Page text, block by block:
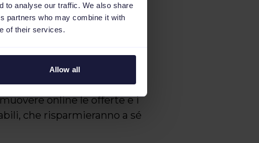
to analyse our traffic. We also share
partners who may combine it with
of their services.
Allow all
livello di
ci permette di
online le offerte e i
che risparmieranno a sé